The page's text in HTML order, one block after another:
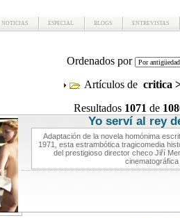
NOTICIAS ESPECIAL BLOGS ENTREVISTAS
Ordenados por
Artículos de critica
Resultados 1071 de
Yo serví al rey
Adaptación de la novela homónima
1971, esta estrambótica tragicomedia
del prestigioso director checo Jiří
cinematográfica